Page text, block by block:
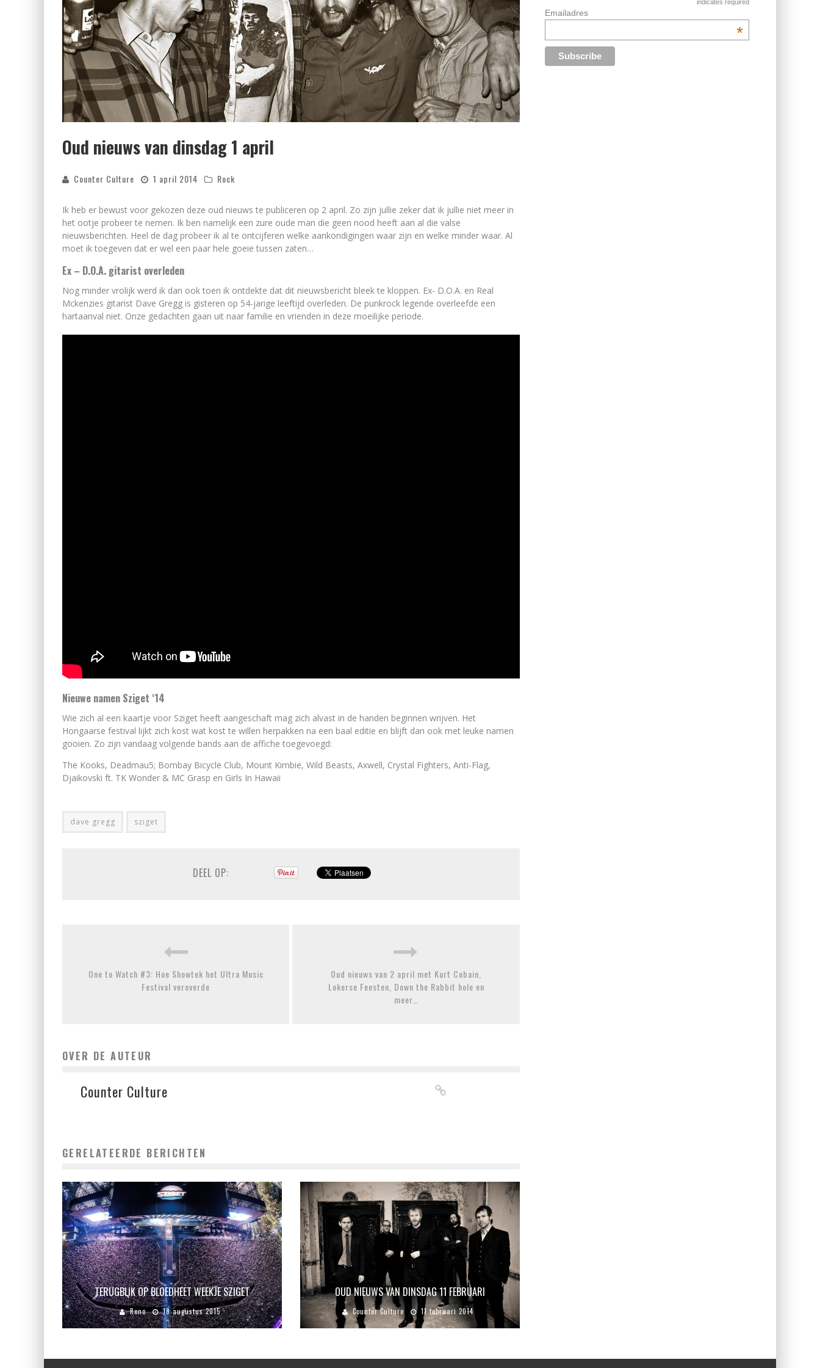
Oud nieuws van dinsdag 1 april
Counter Culture 1 april 2014 Rock
Ik heb er bewust voor gekozen deze oud nieuws te publiceren op 2 april. Zo zijn jullie zeker dat ik jullie niet meer in
het ootje probeer te nemen. Ik ben namelijk een zure oude man die geen nood heeft aan al die valse
nieuwsberichten. Heel de dag probeer ik al te ontcijferen welke aankondigingen waar zijn en welke minder waar. Al
moet ik toegeven dat er wel een paar hele goeie tussen zaten…
Ex – D.O.A. gitarist overleden
Nog minder vrolijk werd ik dan ook toen ik ontdekte dat dit nieuwsbericht bleek te kloppen. Ex- D.O.A. en Real
Mckenzies gitarist Dave Gregg is gisteren op 54-jarige leeftijd overleden. De punkrock legende overleefde een
hartaanval niet. Onze gedachten gaan uit naar familie en vrienden in deze moeilijke periode.
Nieuwe namen Sziget ‘14
Wie zich al een kaartje voor Sziget heeft aangeschaft mag zich alvast in de handen beginnen wrijven. Het
Hongaarse festival lijkt zich kost wat kost te willen herpakken na een baal editie en blijft dan ook met leuke namen
gooien. Zo zijn vandaag volgende bands aan de affiche toegevoegd:
The Kooks, Deadmau5; Bombay Bicycle Club, Mount Kimbie, Wild Beasts, Axwell, Crystal Fighters, Anti-Flag,
Djaikovski ft. TK Wonder & MC Grasp en Girls In Hawaii
dave gregg sziget
DEEL OP:
One to Watch #3: Hoe Showtek het Ultra Music
Festival veroverde
Oud nieuws van 2 april met Kurt Cobain,
Lokerse Feesten, Down the Rabbit hole en
meer…
OVER DE AUTEUR
Counter Culture
GERELATEERDE BERICHTEN
TERUGBLIK OP BLOEDHEET WEEKJE SZIGET
Reno 18 augustus 2015
OUD NIEUWS VAN DINSDAG 11 FEBRUARI
Counter Culture 11 februari 2014
indicates required
Emailadres
*